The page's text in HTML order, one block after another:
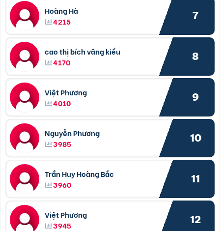
Hoàng Hà
4215
7
cao thị bích vâng kiều
4170
8
Việt Phương
4010
9
Nguyễn Phương
3985
10
Trần Huy Hoàng Bắc
3960
11
Việt Phương
3945
12